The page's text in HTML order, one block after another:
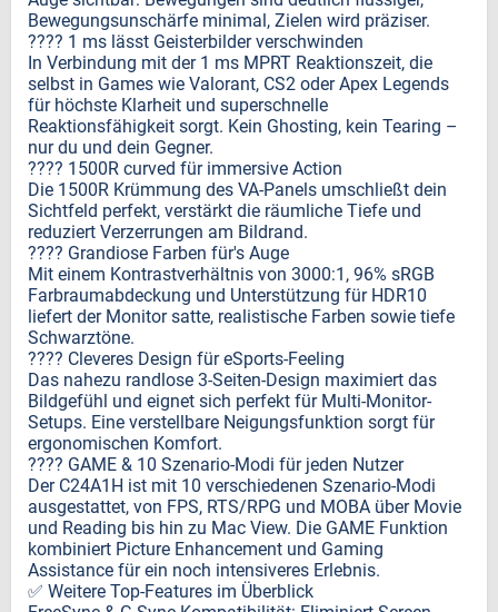
Bewegungsunschärfe minimal, Zielen wird präziser.
???? 1 ms lässt Geisterbilder verschwinden
In Verbindung mit der 1 ms MPRT Reaktionszeit, die
selbst in Games wie Valorant, CS2 oder Apex Legends
für höchste Klarheit und superschnelle
Reaktionsfähigkeit sorgt. Kein Ghosting, kein Tearing –
nur du und dein Gegner.
????️ 1500R curved für immersive Action
Die 1500R Krümmung des VA-Panels umschließt dein
Sichtfeld perfekt, verstärkt die räumliche Tiefe und
reduziert Verzerrungen am Bildrand.
???? Grandiose Farben für's Auge
Mit einem Kontrastverhältnis von 3000:1, 96% sRGB
Farbraumabdeckung und Unterstützung für HDR10
liefert der Monitor satte, realistische Farben sowie tiefe
Schwarztöne.
????️ Cleveres Design für eSports-Feeling
Das nahezu randlose 3-Seiten-Design maximiert das
Bildgefühl und eignet sich perfekt für Multi-Monitor-
Setups. Eine verstellbare Neigungsfunktion sorgt für
ergonomischen Komfort.
???? GAME & 10 Szenario-Modi für jeden Nutzer
Der C24A1H ist mit 10 verschiedenen Szenario-Modi
ausgestattet, von FPS, RTS/RPG und MOBA über Movie
und Reading bis hin zu Mac View. Die GAME Funktion
kombiniert Picture Enhancement und Gaming
Assistance für ein noch intensiveres Erlebnis.
✅ Weitere Top-Features im Überblick